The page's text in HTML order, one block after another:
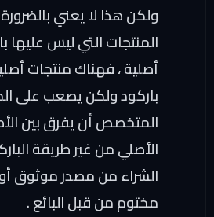
ولكن هذا لا يعني
المنتجات التي ليس عليها
أصلية ، فهناك منتجات
باركود ولكن يصعب على
المتخصص أن يفرق بين
الأصلي من غير طريقة
الشراء من مصدر موثوق
مختوم من قبل البائع .